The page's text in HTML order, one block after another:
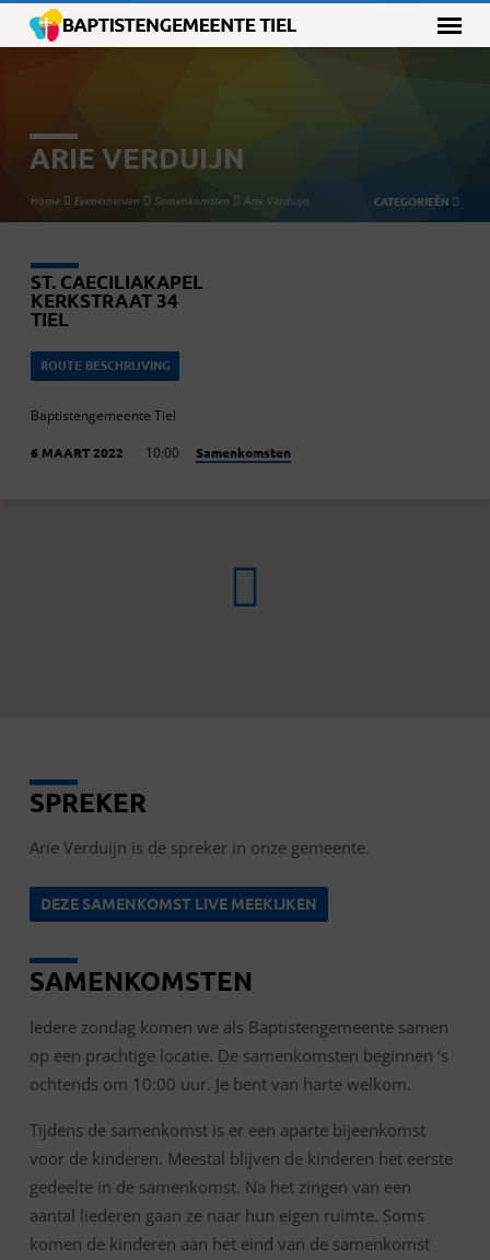
ARIE VERDUIJN
Home Evenementen Samenkomsten Arie Verduijn CATEGORIEËN
ST. CAECILIAKAPEL
KERKSTRAAT 34
TIEL
ROUTE BESCHRIJVING
Baptistengemeente Tiel
6 MAART 2022 10:00 Samenkomsten
ARIE
VERDUIJN
SPREKER
Arie Verduijn is de spreker in onze gemeente.
DEZE SAMENKOMST LIVE MEEKIJKEN
SAMENKOMSTEN
Iedere zondag komen we als Baptistengemeente samen
op een prachtige locatie. De samenkomsten beginnen ‘s
ochtends om 10:00 uur. Je bent van harte welkom.
Tijdens de samenkomst is er een aparte bijeenkomst
voor de kinderen. Meestal blijven de kinderen het eerste
gedeelte in de samenkomst. Na het zingen van een
aantal liederen gaan ze naar hun eigen ruimte. Soms
komen de kinderen aan het eind van de samenkomst